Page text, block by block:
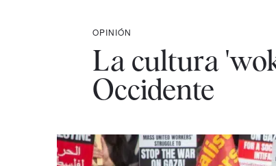
OPINIÓN
La cultura
Occidente